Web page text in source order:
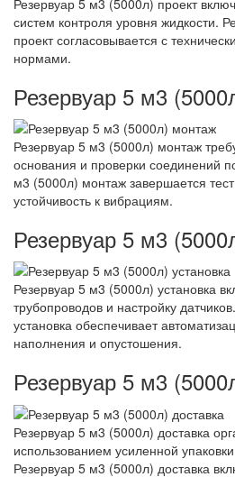
систем контроля уровня жидкости.
проект согласовывается с
нормами.
Резервуар 5 м3
Резервуар 5 м3 (5000л) монтаж
основания и проверки соединений
м3 (5000л) монтаж завершается
устойчивость к вибрациям.
Резервуар 5 м3
Резервуар 5 м3 (5000л) установка
трубопроводов и настройку
установка обеспечивает
наполнения и опустошения.
Резервуар 5 м3
Резервуар 5 м3 (5000л) доставка
использованием усиленной
Резервуар 5 м3 (5000л) доставка